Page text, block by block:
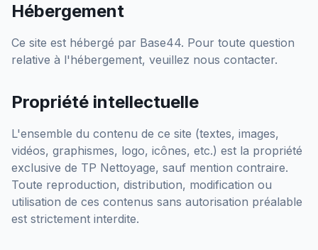
Hébergement
Ce site est hébergé par Base44. Pour toute question
relative à l'hébergement, veuillez nous contacter.
Propriété intellectuelle
L'ensemble du contenu de ce site (textes, images,
vidéos, graphismes, logo, icônes, etc.) est la propriété
exclusive de TP Nettoyage, sauf mention contraire.
Toute reproduction, distribution, modification ou
utilisation de ces contenus sans autorisation préalable
est strictement interdite.